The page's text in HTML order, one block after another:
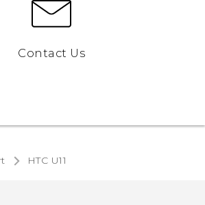
Contact Us
HTC U11‎